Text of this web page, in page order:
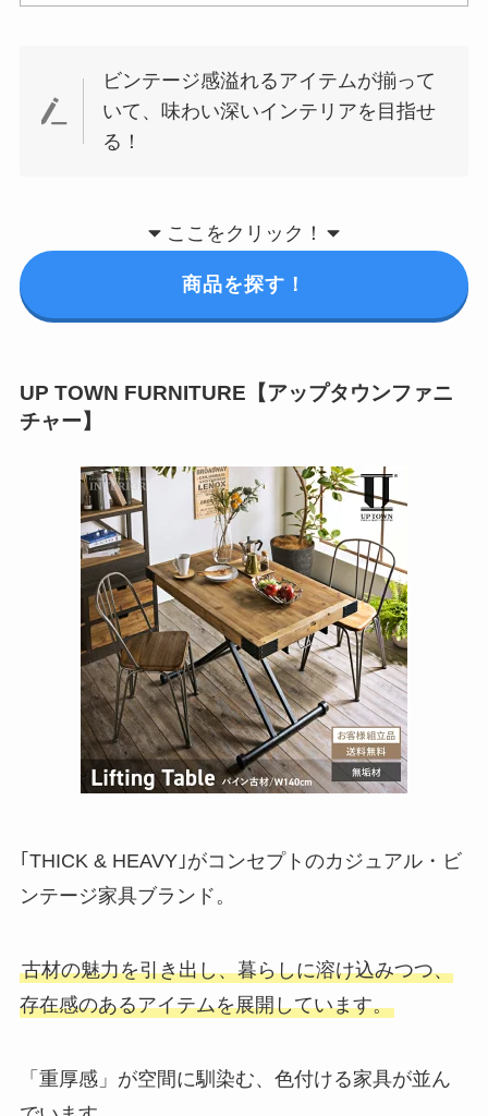
ビンテージ感溢れるアイテムが揃って
いて、味わい深いインテリアを目指せ
る！
ここをクリック！
商品を探す！
UP TOWN FURNITURE【アップタウンファニ
チャー】
｢THICK & HEAVY｣がコンセプトのカジュアル・ビ
ンテージ家具ブランド。
古材の魅力を引き出し、暮らしに溶け込みつつ、
存在感のあるアイテムを展開しています。
「重厚感」が空間に馴染む、色付ける家具が並ん